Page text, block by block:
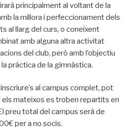
principalment al voltant de la
la millora i perfeccionament dels
al llarg del curs, o coneixent
amb alguna altra activitat
del club, però amb l’objectiu
pràctica de la gimnàstica.
al campus complet, pot
mateixos es troben repartits en
preu total del campus serà de
per a no socis.